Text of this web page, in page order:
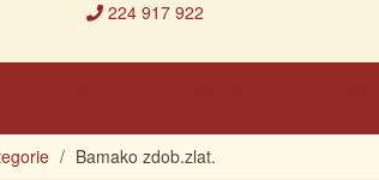
224 917 922
Bamako zdob.zlat.